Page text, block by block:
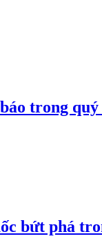
trong
bứt phá